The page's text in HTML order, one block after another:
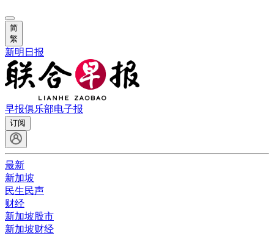
简
繁
新明日报
早报俱乐部电子报
订阅
最新
新加坡
民生民声
财经
新加坡股市
新加坡财经